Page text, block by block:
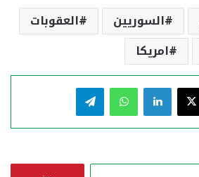
السوريين
العقوبات
امريكا
لينكدإن واتساب